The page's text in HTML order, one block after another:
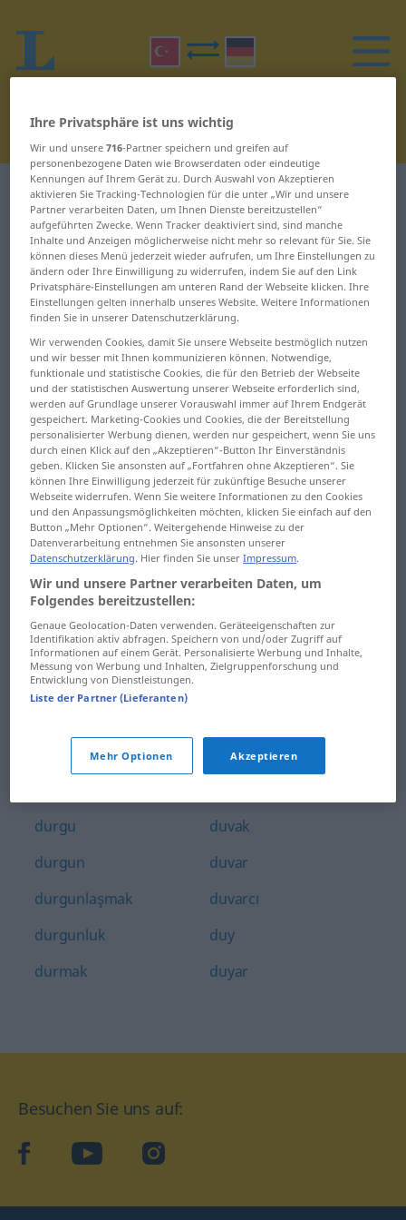
Türkisch-Deutsch Wörterbuch D 30
Wörter auf Türkisch, die mit D
beginnen – dumur ... duyar
dumur
duo
dur
durak
duraklama
duraklamak
duraklı
duraksız
dural
duralamak
durağan
durgu
durgun
durgunlaşmak
durgunluk
durmak
dursun
duru
duruk
duruksamak
durulamak
durulanmak
durulma
durum
duruşma
duvak
duvar
duvarcı
duy
duyar
Besuchen Sie uns auf:
facebookYouTube Instagram
Ihre Privatsphäre ist uns wichtig
Wir und unsere716-Partner speichern und greifen auf
personenbezogene Daten wie Browserdaten oder eindeutige
Kennungen auf Ihrem Gerät zu. Durch Auswahl von Akzeptieren
aktivieren Sie Tracking-Technologien für die unter „Wir und unsere
Partner verarbeiten Daten, um Ihnen Dienste bereitzustellen“
aufgeführten Zwecke. Wenn Tracker deaktiviert sind, sind manche
Inhalte und Anzeigen möglicherweise nicht mehr so relevant für Sie. Sie
können dieses Menü jederzeit wieder aufrufen, um Ihre Einstellungen zu
ändern oder Ihre Einwilligung zu widerrufen, indem Sie auf den Link
Privatsphäre-Einstellungen am unteren Rand der Webseite klicken. Ihre
Einstellungen gelten innerhalb unseres Website. Weitere Informationen
finden Sie in unserer Datenschutzerklärung.
Wir verwenden Cookies, damit Sie unsere Webseite bestmöglich nutzen
und wir besser mit Ihnen kommunizieren können. Notwendige,
funktionale und statistische Cookies, die für den Betrieb der Webseite
und der statistischen Auswertung unserer Webseite erforderlich sind,
werden auf Grundlage unserer Vorauswahl immer auf Ihrem Endgerät
gespeichert. Marketing-Cookies und Cookies, die der Bereitstellung
personalisierter Werbung dienen, werden nur gespeichert, wenn Sie uns
durch einen Klick auf den „Akzeptieren“-Button Ihr Einverständnis
geben. Klicken Sie ansonsten auf „Fortfahren ohne Akzeptieren“. Sie
können Ihre Einwilligung jederzeit für zukünftige Besuche unserer
Webseite widerrufen. Wenn Sie weitere Informationen zu den Cookies
und den Anpassungsmöglichkeiten möchten, klicken Sie einfach auf den
Button „Mehr Optionen“. Weitergehende Hinweise zu der
Datenverarbeitung entnehmen Sie ansonsten unserer
Datenschutzerklärung. Hier finden Sie unserImpressum.
Wir und unsere Partner verarbeiten Daten, um
Folgendes bereitzustellen:
Genaue Geolocation-Daten verwenden. Geräteeigenschaften zur
Identifikation aktiv abfragen. Speichern von und/oder Zugriff auf
Informationen auf einem Gerät. Personalisierte Werbung und Inhalte,
Messung von Werbung und Inhalten, Zielgruppenforschung und
Entwicklung von Dienstleistungen.
Liste der Partner (Lieferanten)
Mehr Optionen Akzeptieren